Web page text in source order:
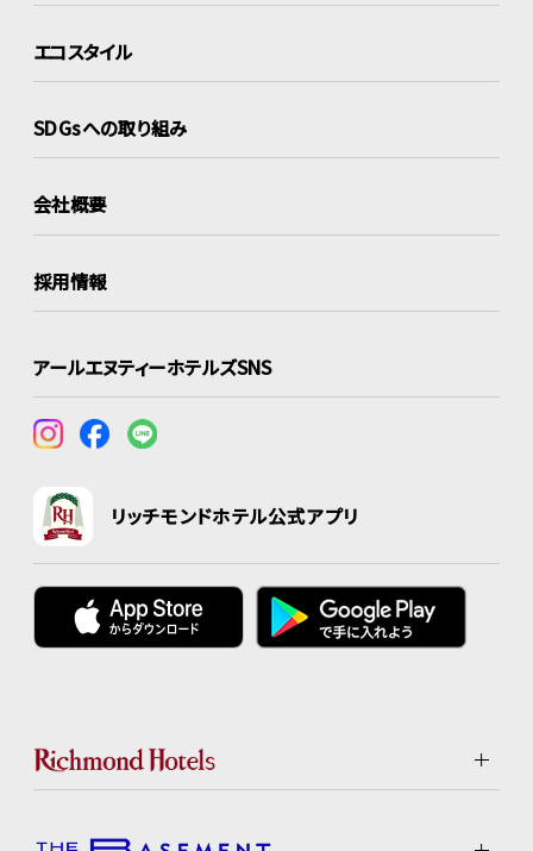
エコスタイル
SDGsへの取り組み
会社概要
採用情報
アールエヌティーホテルズSNS
リッチモンドホテル公式アプリ